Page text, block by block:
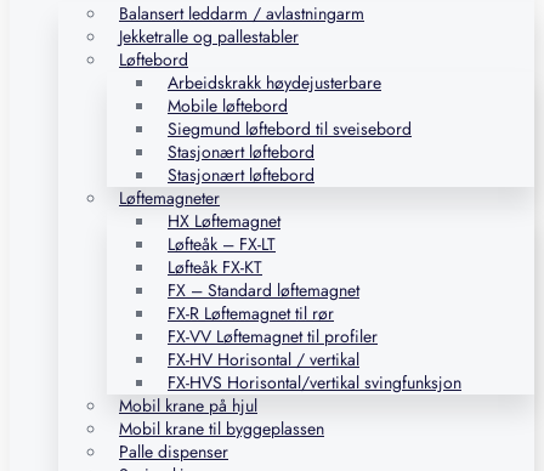
Balansert leddarm / avlastningarm
Jekketralle og pallestabler
Løftebord
Arbeidskrakk høydejusterbare
Mobile løftebord
Siegmund løftebord til sveisebord
Stasjonært løftebord
Stasjonært løftebord
Løftemagneter
HX Løftemagnet
Løfteåk – FX-LT
Løfteåk FX-KT
FX – Standard løftemagnet
FX-R Løftemagnet til rør
FX-VV Løftemagnet til profiler
FX-HV Horisontal / vertikal
FX-HVS Horisontal/vertikal svingfunksjon
Mobil krane på hjul
Mobil krane til byggeplassen
Palle dispenser